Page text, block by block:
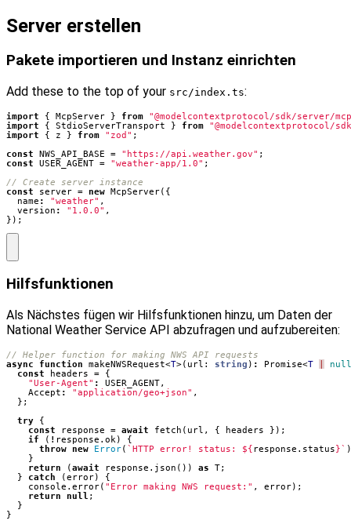
Server erstellen
Pakete importieren und Instanz einrichten
Add these to the top of your src/index.ts:
import { McpServer } from
"@modelcontextprotocol/sdk/server/
import
{ StdioServerTransport } from
"@modelcontextprotocol/
import
{ z } from "zod" ;
const
NWS_API_BASE = "https://api.weather.gov" ;
const
USER_AGENT = "weather-app/1.0" ;
const
server = new McpServer({
name : "weather" ,
version : "1.0.0" ,
});
Hilfsfunktionen
Als Nächstes fügen wir Hilfsfunktionen hinzu, um Daten der
National Weather Service API abzufragen und aufzubereiten:
async
function makeNWSRequest<T>( url : string ) : Promise<T
null
const
headers =
{
"User-Agent" : USER_AGENT,
Accept : "application/geo+json" ,
};
try
{
const
response = await fetch ( url , { headers
});
if
( ! response . ok )
{
throw
new Error( `HTTP error! status: ${ response . status}`
}
return
(await response . json ()) as T;
}
catch (error)
{
console . error( "Error making NWS request:" , error);
return
null ;
}
}